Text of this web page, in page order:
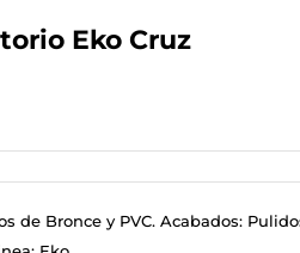
Eko Cruz
de Bronce y PVC. Acabados: